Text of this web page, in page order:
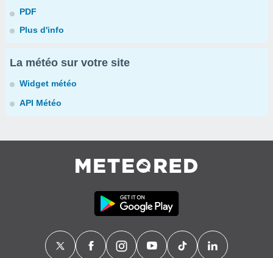
PDF
Plus d'info
La météo sur votre site
Widget météo
API Météo